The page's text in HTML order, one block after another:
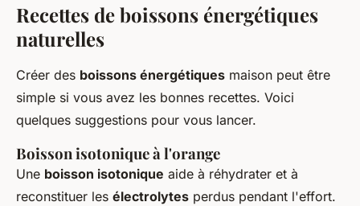
Recettes de boissons énergétiques
naturelles
Créer des boissons énergétiques maison peut être
simple si vous avez les bonnes recettes. Voici
quelques suggestions pour vous lancer.
Boisson isotonique à l'orange
Une boisson isotonique aide à réhydrater et à
reconstituer les électrolytes perdus pendant l'effort.